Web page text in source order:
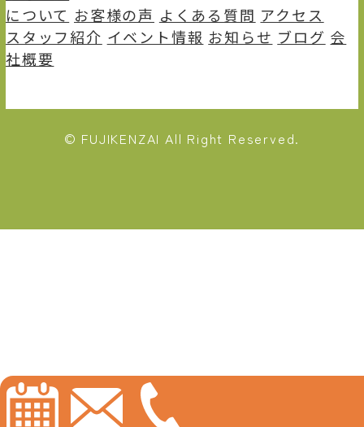
について お客様の声 よくある質問 アクセス
スタッフ紹介 イベント情報 お知らせ ブログ 会
社概要
© FUJIKENZAI All Right Reserved.